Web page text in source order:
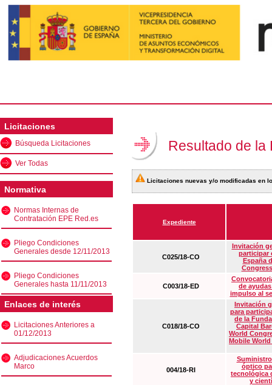
Licitaciones
Búsqueda Licitaciones
Ver Todas
Normativa
Normas Internas de
Contratación EPE Red.es
Pliego Condiciones
Generales desde 12/11/2013
Pliego Condiciones
Generales hasta 11/11/2013
Enlaces de interés
Licitaciones Anteriores a
01/12/2013
Adjudicaciones Acuerdos
Marco
Resultado de la
Licitaciones nuevas y/o modificadas en
Expediente
C025/18-CO
Invitación
participar
España
C003/18-ED
de
impulso al
C018/18-CO
Invitación
para
de la
Capital
World
Mobile
004/18-RI
óptico
tecnológica
y